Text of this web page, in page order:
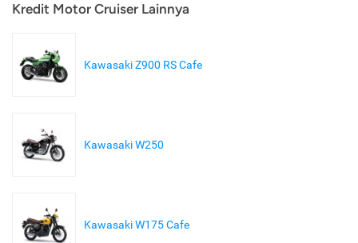
Kredit Motor Cruiser Lainnya
Kawasaki Z900 RS Cafe
Kawasaki W250
Kawasaki W175 Cafe